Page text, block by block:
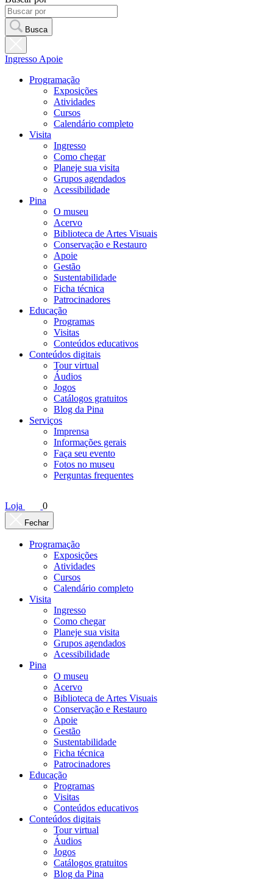
Busca
Ingresso Apoie
Programação
Exposições
Atividades
Cursos
Calendário completo
Visita
Ingresso
Como chegar
Planeje sua visita
Grupos agendados
Acessibilidade
Pina
O museu
Acervo
Biblioteca de Artes Visuais
Conservação e Restauro
Apoie
Gestão
Sustentabilidade
Ficha técnica
Patrocinadores
Educação
Programas
Visitas
Conteúdos educativos​
Conteúdos digitais
Tour virtual
Áudios
Jogos
Catálogos gratuitos
Blog da Pina
Serviços
Imprensa
Informações gerais
Faça seu evento
Fotos no museu
Perguntas frequentes
Loja 0
Fechar
Programação
Exposições
Atividades
Cursos
Calendário completo
Visita
Ingresso
Como chegar
Planeje sua visita
Grupos agendados
Acessibilidade
Pina
O museu
Acervo
Biblioteca de Artes Visuais
Conservação e Restauro
Apoie
Gestão
Sustentabilidade
Ficha técnica
Patrocinadores
Educação
Programas
Visitas
Conteúdos educativos​
Conteúdos digitais
Tour virtual
Áudios
Jogos
Catálogos gratuitos
Blog da Pina